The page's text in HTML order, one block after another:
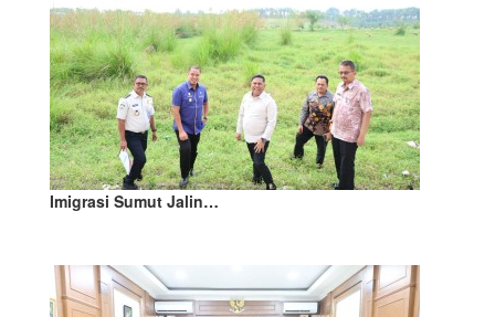
Imigrasi Sumut Jalin…